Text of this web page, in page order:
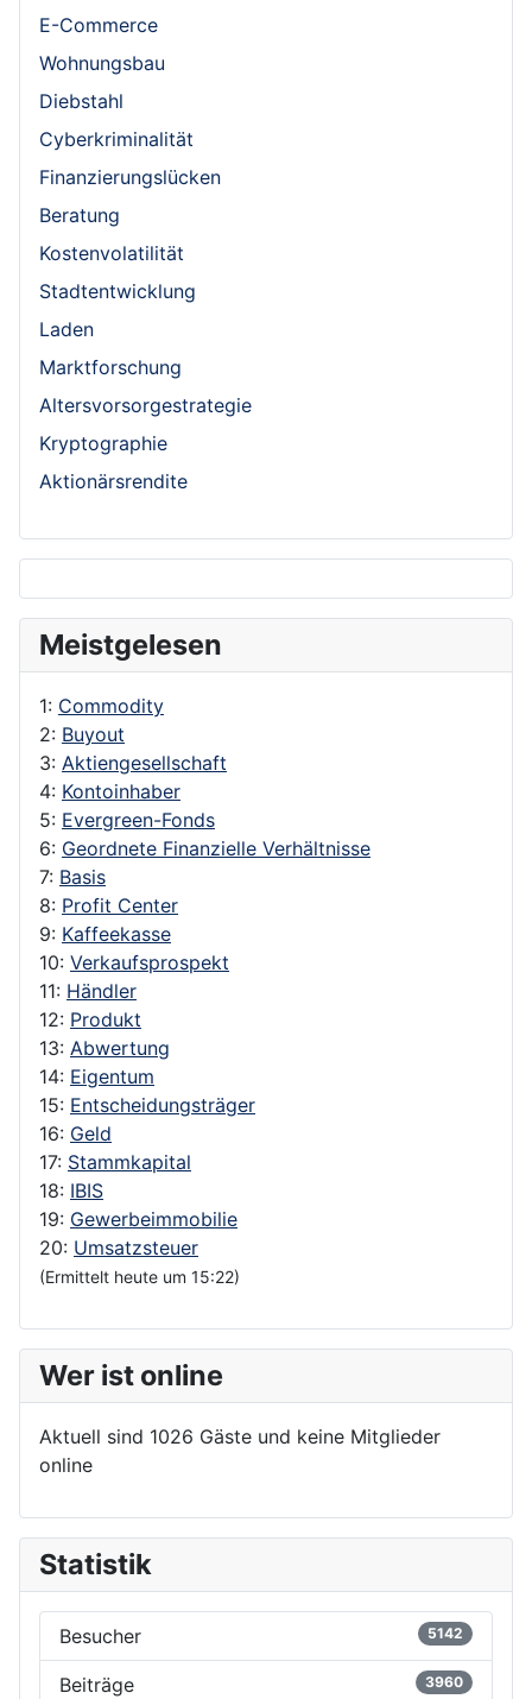
E-Commerce
Wohnungsbau
Diebstahl
Cyberkriminalität
Finanzierungslücken
Beratung
Kostenvolatilität
Stadtentwicklung
Laden
Marktforschung
Altersvorsorgestrategie
Kryptographie
Aktionärsrendite
Meistgelesen
1: Commodity
2: Buyout
3: Aktiengesellschaft
4: Kontoinhaber
5: Evergreen-Fonds
6: Geordnete Finanzielle Verhältnisse
7: Basis
8: Profit Center
9: Kaffeekasse
10: Verkaufsprospekt
11: Händler
12: Produkt
13: Abwertung
14: Eigentum
15: Entscheidungsträger
16: Geld
17: Stammkapital
18: IBIS
19: Gewerbeimmobilie
20: Umsatzsteuer
(Ermittelt heute um 15:22)
Wer ist online
Aktuell sind 1026 Gäste und keine Mitglieder
online
Statistik
Besucher 5142
Beiträge 3960